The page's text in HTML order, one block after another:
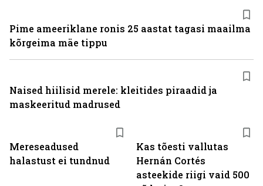
Mereseadused
halastust ei tundnud
Kas tõesti vallutas
Hernán Cortés
asteekide riigi vaid 500
Pime ameeriklane ronis 25 aastat tagasi maailma
kõrgeima mäe tippu
Naised hiilisid merele: kleitides piraadid ja
maskeeritud madrused